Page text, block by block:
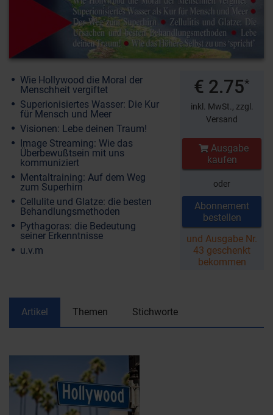
Wie Hollywood die Moral der
Menschheit vergiftet
Superionisiertes Wasser: Die Kur
für Mensch und Meer
Visionen: Lebe deinen Traum!
Image Streaming: Wie das
Überbewußtsein mit uns
kommuniziert
Mentaltraining: Auf dem Weg
zum Superhirn
Cellulite und Glatze: die besten
Behandlungsmethoden
Pythagoras: die Bedeutung
seiner Erkenntnisse
u.v.m
€ 2.75*
inkl. MwSt., zzgl.
Versand
Ausgabe
kaufen
oder
Abonnement
bestellen
und Ausgabe Nr.
43 geschenkt
bekommen
Artikel Themen Stichworte